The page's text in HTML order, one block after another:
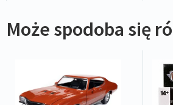
Może spodoba się